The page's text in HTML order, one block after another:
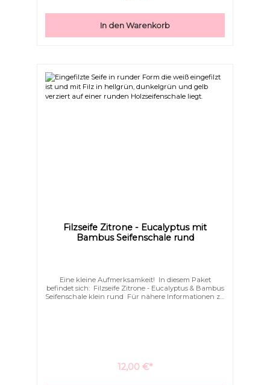
In den Warenkorb
Filzseife Zitrone - Eucalyptus mit
Bambus Seifenschale rund
Eine kleine Aufmerksamkeit! In diesem Paket
befindet sich: Filzseife Zitrone - Eucalyptus & Bambus
Seifenschale klein rund Für nähere Informationen zu
12,00 €*